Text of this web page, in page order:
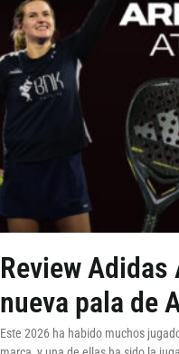
Review
nueva pala de
Este 2026 ha habido muchos